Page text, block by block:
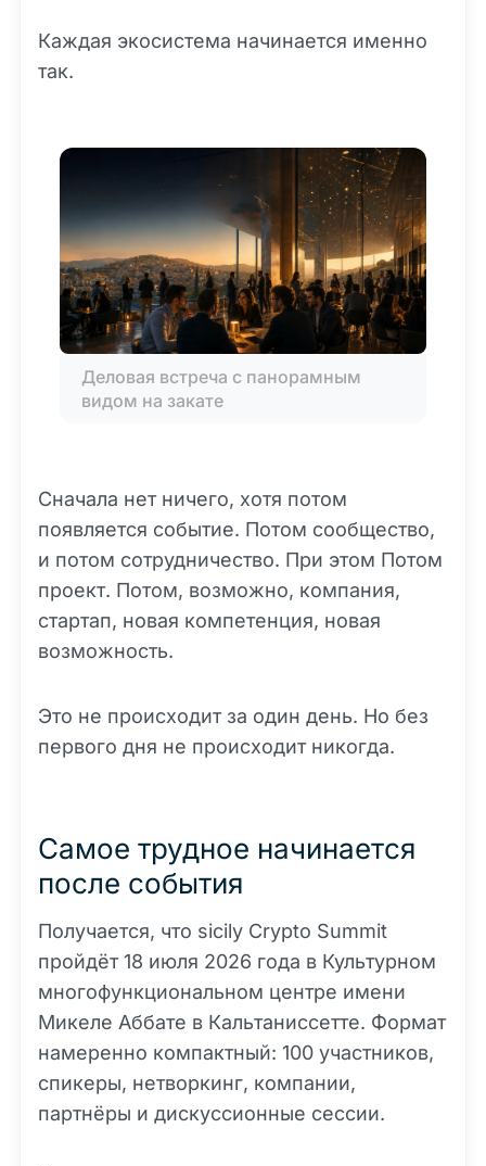
Каждая экосистема начинается именно
так.
Деловая встреча с панорамным
видом на закате
Сначала нет ничего, хотя потом
появляется событие. Потом сообщество,
и потом сотрудничество. При этом Потом
проект. Потом, возможно, компания,
стартап, новая компетенция, новая
возможность.
Это не происходит за один день. Но без
первого дня не происходит никогда.
Самое трудное начинается
после события
Получается, что sicily Crypto Summit
пройдёт 18 июля 2026 года в Культурном
многофункциональном центре имени
Микеле Аббате в Кальтаниссетте. Формат
намеренно компактный: 100 участников,
спикеры, нетворкинг, компании,
партнёры и дискуссионные сессии.